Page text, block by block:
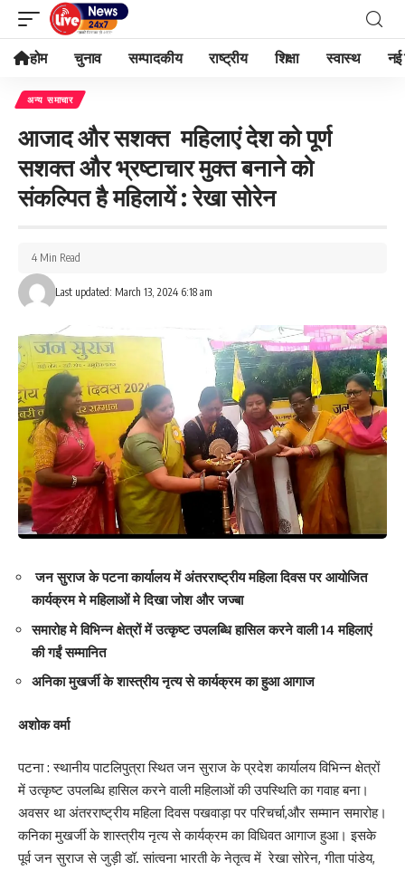
होम चुनाव सम्पादकीय राष्ट्रीय शिक्षा स्वास्थ नई
अन्य समाचार
आजाद और सशक्त महिलाएं देश को पूर्ण
सशक्त और भ्रष्टाचार मुक्त बनाने को
संकल्पित है महिलायें : रेखा सोरेन
Last updated: March 13, 2024 6:18 am
4 Min Read
जन सुराज के पटना कार्यालय में अंतरराष्ट्रीय महिला दिवस पर आयोजित
कार्यक्रम मे महिलाओं मे दिखा जोश और जज्बा
समारोह मे विभिन्न क्षेत्रों में उत्कृष्ट उपलब्धि हासिल करने वाली 14 महिलाएं
की गईं सम्मानित
अनिका मुखर्जी के शास्त्रीय नृत्य से कार्यक्रम का हुआ आगाज
अशोक वर्मा
पटना : स्थानीय पाटलिपुत्रा स्थित जन सुराज के प्रदेश कार्यालय विभिन्न क्षेत्रों
में उत्कृष्ट उपलब्धि हासिल करने वाली महिलाओं की उपस्थिति का गवाह बना।
अवसर था अंतरराष्ट्रीय महिला दिवस पखवाड़ा पर परिचर्चा,और सम्मान समारोह।
कनिका मुखर्जी के शास्त्रीय नृत्य से कार्यक्रम का विधिवत आगाज हुआ। इसके
पूर्व जन सुराज से जुड़ी डॉ. सांत्वना भारती के नेतृत्व में रेखा सोरेन, गीता पांडेय,